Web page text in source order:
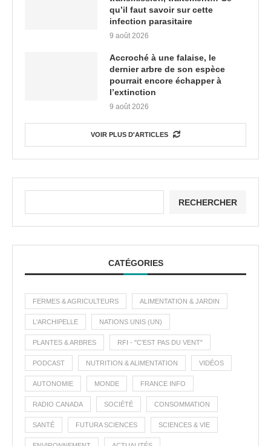
qu’il faut savoir sur cette
infection parasitaire
9 août 2026
Accroché à une falaise, le
dernier arbre de son espèce
pourrait encore échapper à
l’extinction
9 août 2026
VOIR PLUS D'ARTICLES
RECHERCHER
CATÉGORIES
FERMES & AGRICULTEURS ALIMENTATION & JARDIN
L'ARCHIPELLE NATIONS UNIS (UN)
PLANTES & ARBRES RFI - "C'EST PAS DU VENT"
PODCAST NUTRITION & ALIMENTATION VIDÉOS
AUTONOMIE MONDE FRANCE INFO
RADIO CANADA SOCIÉTÉ CONSOMMATION
SANTÉ FUTURA SCIENCES SCIENCES & VIE